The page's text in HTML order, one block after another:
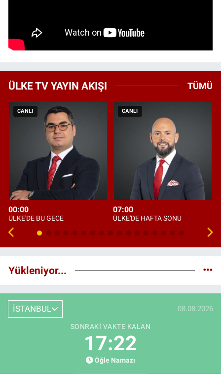
ÜLKE TV YAYIN AKIŞI TÜMÜ
CANLI
00:00
ÜLKE'DE BU GECE
CANLI
07:00
ÜLKE'DE HAFTA SONU
Yükleniyor...
İSTANBUL 08.08.2026
SONRAKI VAKTE KALAN
17:20
Öğle Namazı